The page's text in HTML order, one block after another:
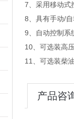
7 、采用移动
8 、具有手动/
9 、自动控制
10 、可选装高
11
、可选装柴
产品咨